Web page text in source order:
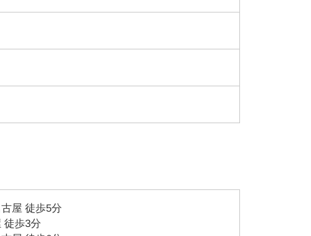
屋 徒歩5分
徒歩3分